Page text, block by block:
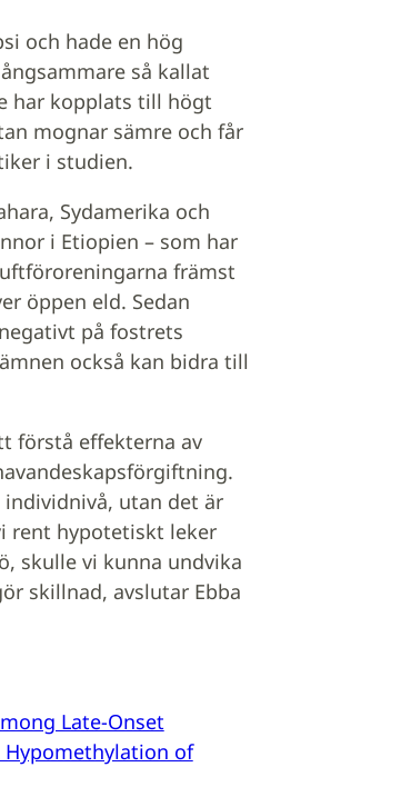
och hade en hög
så kallat
har kopplats till högt
mognar sämre och får
i studien.
Sydamerika och
i Etiopien – som har
främst
öppen eld. Sedan
på fostrets
också kan bidra till
förstå effekterna av
utan det är
rent hypotetiskt leker
skulle vi kunna undvika
skillnad, avslutar Ebba
Late-Onset
Hypomethylation of